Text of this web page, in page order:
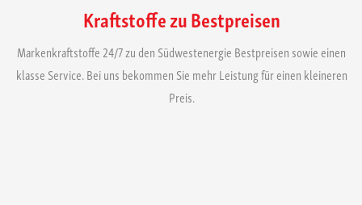
Kraftstoffe zu Bestpreisen
Markenkraftstoffe 24/7 zu den Südwestenergie Bestpreisen sowie einen
klasse Service. Bei uns bekommen Sie mehr Leistung für einen kleineren
Preis.